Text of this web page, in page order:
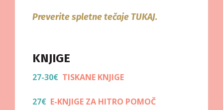
Preverite spletne tečaje TUKAJ.
KNJIGE
27-30€ TISKANE KNJIGE
27€ E-KNJIGE ZA HITRO POMOČ